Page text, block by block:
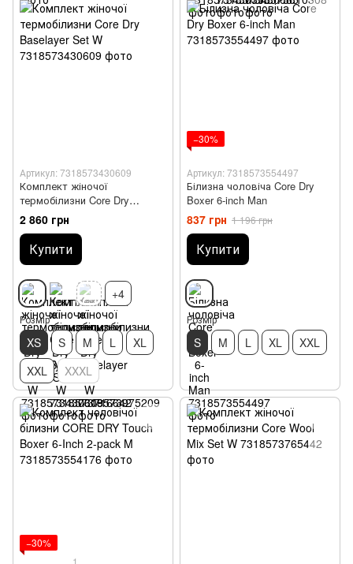
Артикул: 7318573430609
Комплект жіночої
термобілизни Core Dry
Baselayer Set W
2 860 грн
Купити
+4
Розмір
XS S M L
XL
XXL
XXXL
−30%
Артикул: 7318573554497
Білизна чоловіча Core Dry
Boxer 6-inch Man
837 грн 1 196 грн
Купити
Розмір
S M L XL XXL
−30%
1